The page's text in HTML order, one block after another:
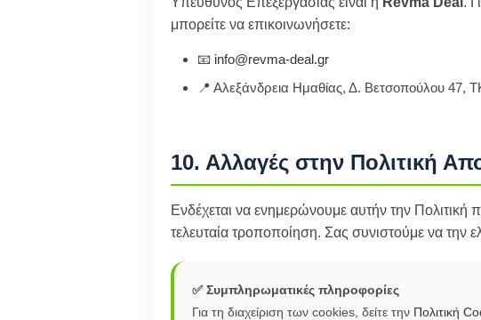
μπορείτε να επικοινωνήσετε:
📧 info@revma-deal.gr
📍 Αλεξάνδρεια Ημαθίας, Δ. Βετσοπούλου 47,
10. Αλλαγές στην Πολιτική
Ενδέχεται να ενημερώνουμε αυτήν την Πολιτική
τελευταία τροποποίηση. Σας συνιστούμε να την
✅ Συμπληρωματικές πληροφορίες
Για τη διαχείριση των cookies, δείτε την Πολιτική